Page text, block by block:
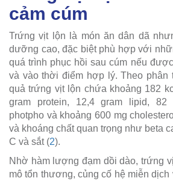
cảm cúm
Trứng vịt lộn là món ăn dân dã
dưỡng cao, đặc biệt phù hợp với
quá trình phục hồi sau cúm nếu
và vào thời điểm hợp lý. Theo phân
quả trứng vịt lộn chứa khoảng 182
gram protein, 12,4 gram lipid,
photpho và khoảng 600 mg
và khoáng chất quan trọng như beta
C và sắt (2).
Nhờ hàm lượng đạm dồi dào, trứng
mô tổn thương, củng cố hệ miễn